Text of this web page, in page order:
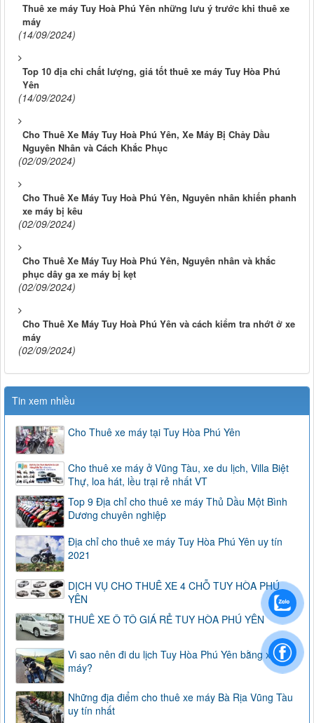
Thuê xe máy Tuy Hoà Phú Yên những lưu ý trước khi thuê xe
máy
(14/09/2024)
Top 10 địa chỉ chất lượng, giá tốt thuê xe máy Tuy Hòa Phú
Yên
(14/09/2024)
Cho Thuê Xe Máy Tuy Hoà Phú Yên, Xe Máy Bị Chảy Dầu
Nguyên Nhân và Cách Khắc Phục
(02/09/2024)
Cho Thuê Xe Máy Tuy Hoà Phú Yên, Nguyên nhân khiến phanh
xe máy bị kêu
(02/09/2024)
Cho Thuê Xe Máy Tuy Hoà Phú Yên, Nguyên nhân và khắc
phục dây ga xe máy bị kẹt
(02/09/2024)
Cho Thuê Xe Máy Tuy Hoà Phú Yên và cách kiểm tra nhớt ở xe
máy
(02/09/2024)
Tin xem nhiều
Cho Thuê xe máy tại Tuy Hòa Phú Yên
Cho thuê xe máy ở Vũng Tàu, xe du lịch, Villa Biệt
Thự, loa hát, lều trại rẻ nhất VT
Top 9 Địa chỉ cho thuê xe máy Thủ Dầu Một Bình
Dương chuyên nghiệp
Địa chỉ cho thuê xe máy Tuy Hòa Phú Yên uy tín
2021
DỊCH VỤ CHO THUÊ XE 4 CHỖ TUY HÒA PHÚ
YÊN
THUÊ XE Ô TÔ GIÁ RẺ TUY HÒA PHÚ YÊN
Vì sao nên đi du lịch Tuy Hòa Phú Yên bằng xe
máy?
Những địa điểm cho thuê xe máy Bà Rịa Vũng Tàu
uy tín nhất